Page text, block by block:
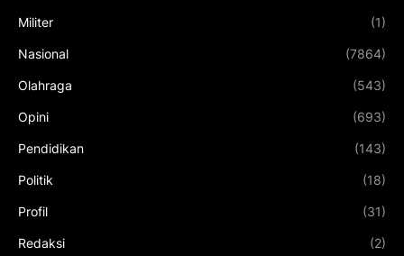
Militer (1)
Nasional (7864)
Olahraga (543)
Opini (693)
Pendidikan (143)
Politik (18)
Profil (31)
Redaksi (2)